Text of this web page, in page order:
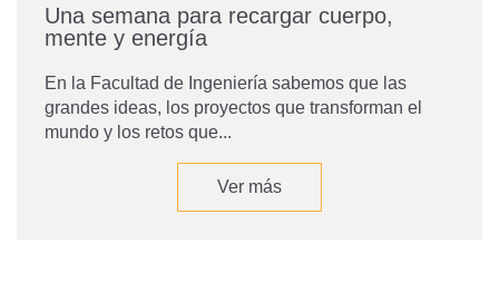
Una semana para recargar cuerpo,
mente y energía
En la Facultad de Ingeniería sabemos que las
grandes ideas, los proyectos que transforman el
mundo y los retos que...
Ver más